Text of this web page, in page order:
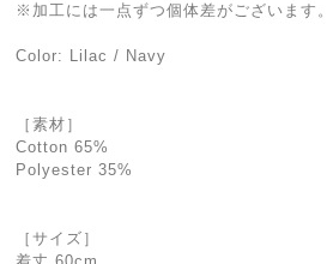
※加工には一点ずつ個体差がございます。
Color: Lilac / Navy
［素材］
Cotton 65%
Polyester 35%
［サイズ］